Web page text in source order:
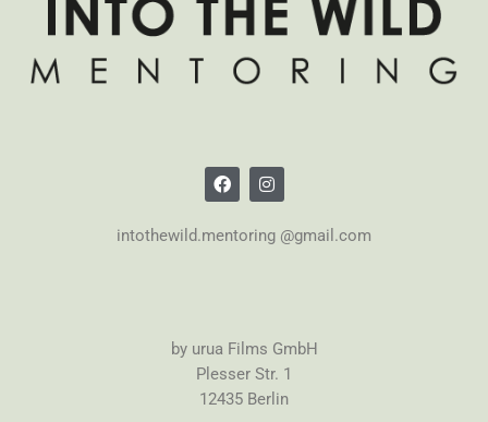
intothewild.mentoring @gmail.com
by urua Films GmbH
Plesser Str. 1
12435 Berlin